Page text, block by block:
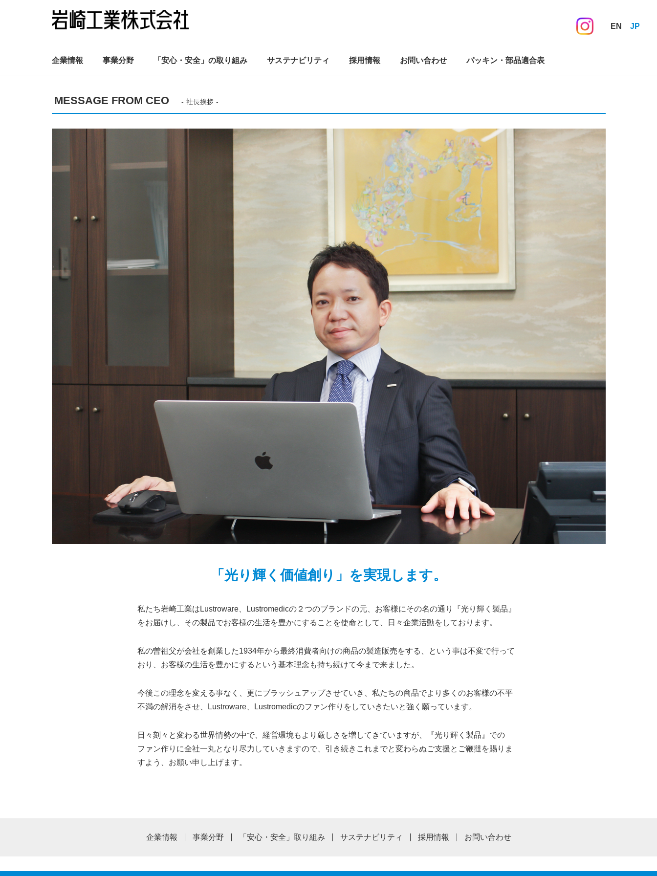
EN JP
企業情報 事業分野 「安心・安全」の取り組み サステナビリティ 採用情報 お問い合わせ パッキン・部品適合表
MESSAGE FROM CEO 社長挨拶
「光り輝く価値創り」を実現します。
私たち岩崎工業はLustroware、Lustromedicの２つのブランドの元、お客様にその名の通り『光り輝く製品』
をお届けし、その製品でお客様の生活を豊かにすることを使命として、日々企業活動をしております。
私の曽祖父が会社を創業した1934年から最終消費者向けの商品の製造販売をする、という事は不変で行って
おり、お客様の生活を豊かにするという基本理念も持ち続けて今まで来ました。
今後この理念を変える事なく、更にブラッシュアップさせていき、私たちの商品でより多くのお客様の不平
不満の解消をさせ、Lustroware、Lustromedicのファン作りをしていきたいと強く願っています。
日々刻々と変わる世界情勢の中で、経営環境もより厳しさを増してきていますが、『光り輝く製品』での
ファン作りに全社一丸となり尽力していきますので、引き続きこれまでと変わらぬご支援とご鞭撻を賜りま
すよう、お願い申し上げます。
企業情報 事業分野 「安心・安全」取り組み サステナビリティ 採用情報 お問い合わせ